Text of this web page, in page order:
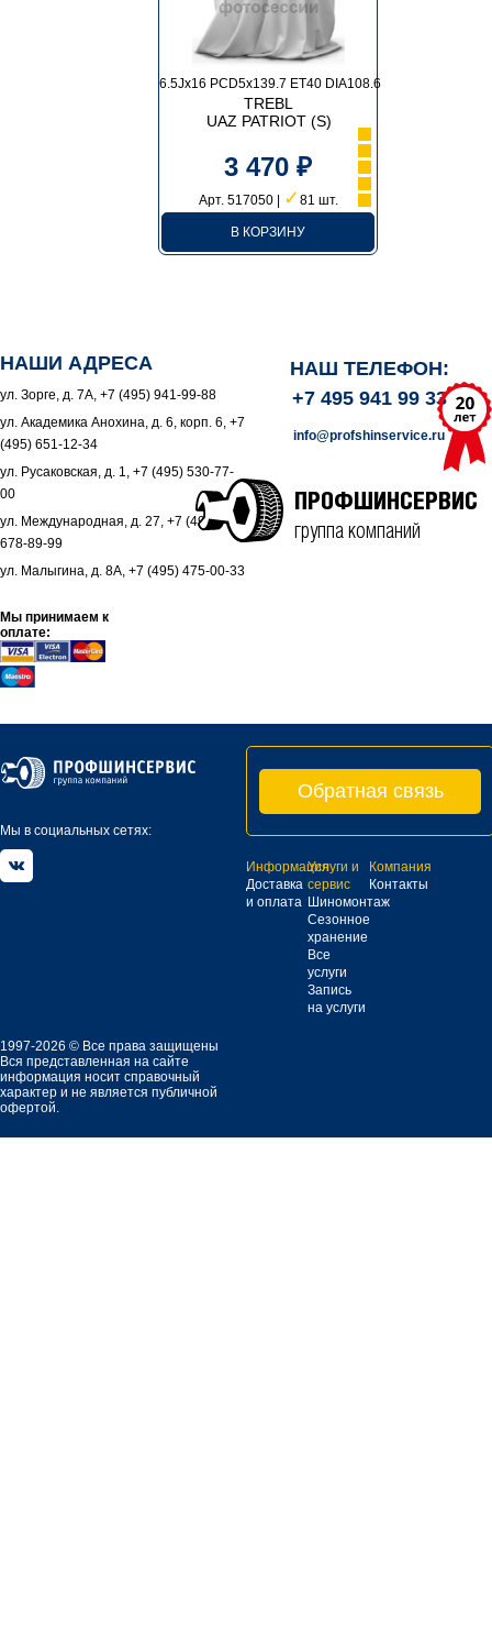
6.5Jx16 PCD5x139.7 ET40 DIA108.6
TREBL
UAZ PATRIOT (S)
3 470 ₽
Арт. 517050 | ✓ 81 шт.
В КОРЗИНУ
НАШИ АДРЕСА
ул. Зорге, д. 7А, +7 (495) 941-99-88
ул. Академика Анохина, д. 6, корп. 6, +7
(495) 651-12-34
ул. Русаковская, д. 1, +7 (495) 530-77-
00
ул. Международная, д. 27, +7 (495)
678-89-99
ул. Малыгина, д. 8А, +7 (495) 475-00-33
Мы принимаем к
оплате:
НАШ ТЕЛЕФОН:
+7 495 941 99 33
info@profshinservice.ru
ПРОФШИНСЕРВИС
группа компаний
Мы в социальных сетях:
Обратная связь
Информация
Доставка
и оплата
Услуги и
сервис
Шиномонтаж
Сезонное
хранение
Все
услуги
Запись
на услуги
Компания
Контакты
1997-2026 © Все права защищены
Вся представленная на сайте
информация носит справочный
характер и не является публичной
офертой.